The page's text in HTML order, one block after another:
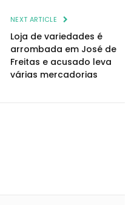
NEXT ARTICLE
Loja de variedades é
arrombada em José de
Freitas e acusado leva
várias mercadorias